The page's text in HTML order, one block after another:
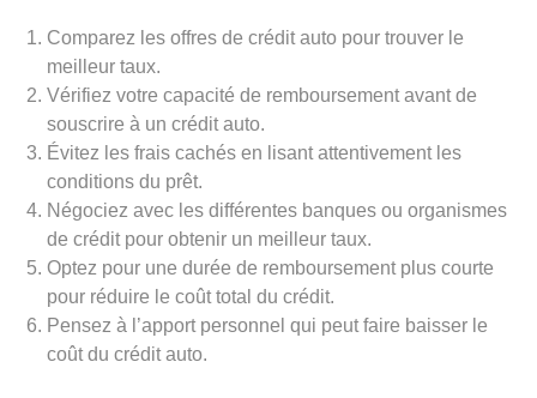
Comparez les offres de crédit auto pour trouver le
meilleur taux.
Vérifiez votre capacité de remboursement avant de
souscrire à un crédit auto.
Évitez les frais cachés en lisant attentivement les
conditions du prêt.
Négociez avec les différentes banques ou organismes
de crédit pour obtenir un meilleur taux.
Optez pour une durée de remboursement plus courte
pour réduire le coût total du crédit.
Pensez à l’apport personnel qui peut faire baisser le
coût du crédit auto.